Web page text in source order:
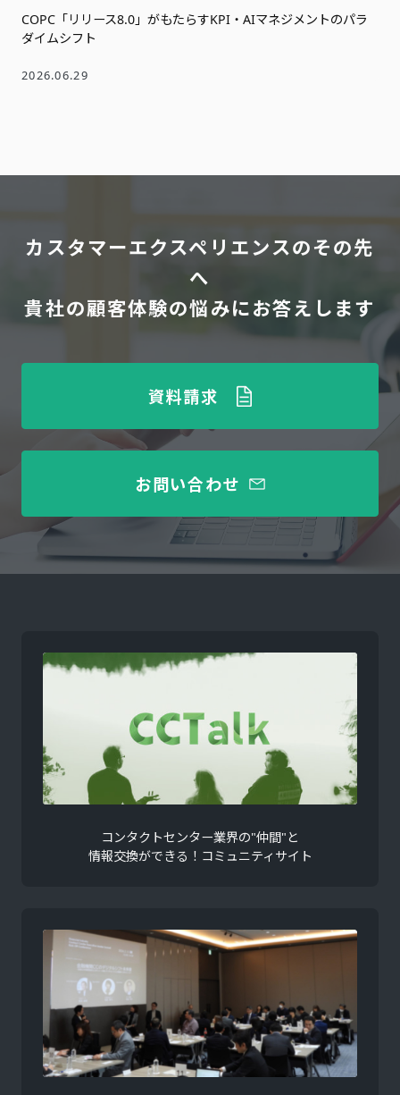
COPC「リリース8.0」がもたらすKPI・AIマネジメントのパラ
ダイムシフト
2026.06.29
カスタマーエクスペリエンスのその先
へ
貴社の顧客体験の悩みにお答えします
資料請求
お問い合わせ
コンタクトセンター業界の"仲間"と
情報交換ができる！コミュニティサイト